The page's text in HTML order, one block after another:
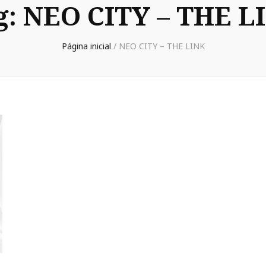
NEO CITY – THE
Página inicial / NEO CITY – THE LINK